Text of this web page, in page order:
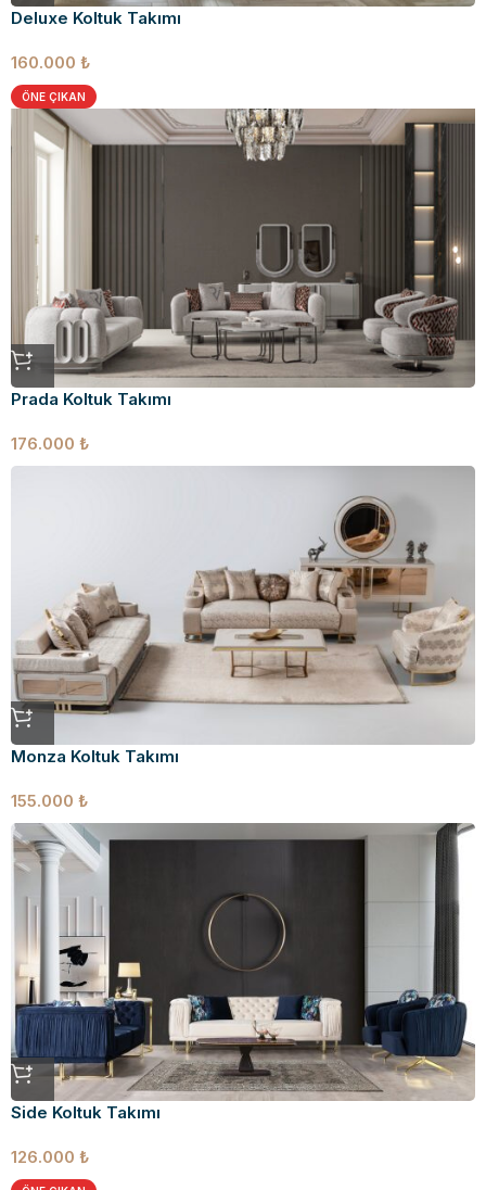
Deluxe Koltuk Takımı
160.000 ₺
ÖNE ÇIKAN
Prada Koltuk Takımı
176.000 ₺
Monza Koltuk Takımı
155.000 ₺
Side Koltuk Takımı
126.000 ₺